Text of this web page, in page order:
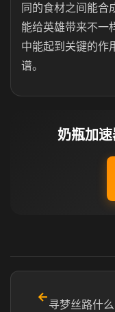
同的食材之间能合
能给英雄带来不一
中能起到关键的作
谱。
奶瓶加
←
寻梦丝路什